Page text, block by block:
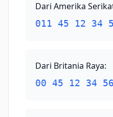
Dari Amerika
011 45 12 34
Dari Britania Raya:
00 45 12 34